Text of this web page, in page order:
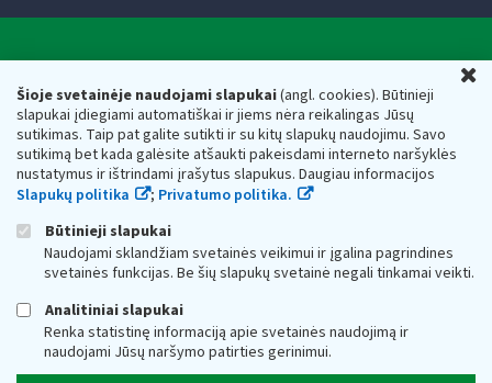
Šioje svetainėje naudojami slapukai(angl. cookies). Būtinieji
slapukai įdiegiami automatiškai ir jiems nėra reikalingas Jūsų
sutikimas. Taip pat galite sutikti ir su kitų slapukų naudojimu. Savo
sutikimą bet kada galėsite atšaukti pakeisdami interneto naršyklės
nustatymus ir ištrindami įrašytus slapukus. Daugiau informacijos
Slapukų politika
; Privatumo politika.
Būtinieji slapukai
Naudojami sklandžiam svetainės veikimui ir įgalina pagrindines
svetainės funkcijas. Be šių slapukų svetainė negali tinkamai veikti.
Analitiniai slapukai
Renka statistinę informaciją apie svetainės naudojimą ir
naudojami Jūsų naršymo patirties gerinimui.
Valstybinė mokesčių inspekcija prie Lietuvos
Respublikos finansų ministerijos
Biudžetinė įstaiga. Juridinio asmens kodas — 188659752,
adresas: Vasario 16-osios g. 14, 01107 Vilnius, Lietuva, el.paštas:
vmi@vmi.lt , E. pristatymo dėžutės adresas 188659752
Duomenys apie Valstybinę mokesčių inspekciją prie Lietuvos
Respublikos finansų ministerijos kaupiami ir saugomi Juridinių